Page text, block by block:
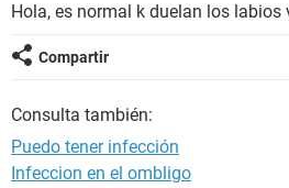
BIENESTAR
SEXUALIDAD
Hola, es normal k duelan los
Compartir
Consulta también:
Puedo tener infección
Infeccion en el ombligo